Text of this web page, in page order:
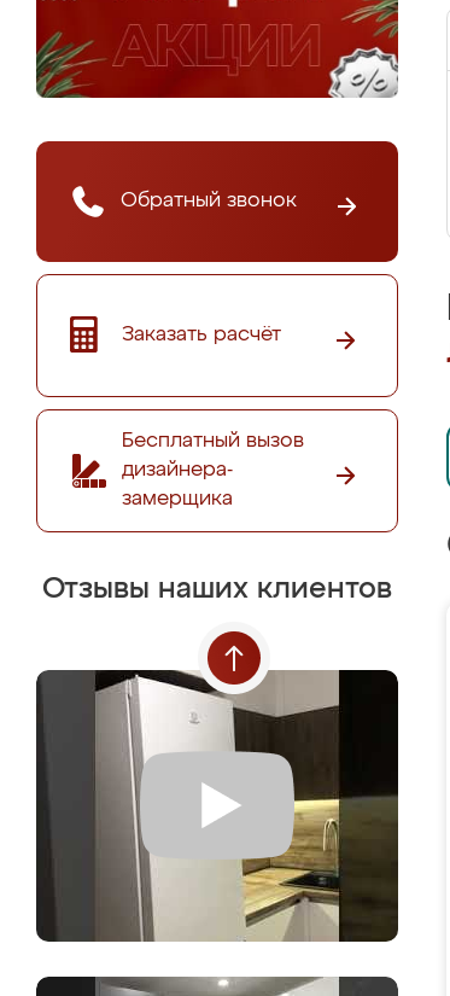
Обратный звонок
Заказать расчёт
Бесплатный вызов
дизайнера-
замерщика
Отзывы наших клиентов